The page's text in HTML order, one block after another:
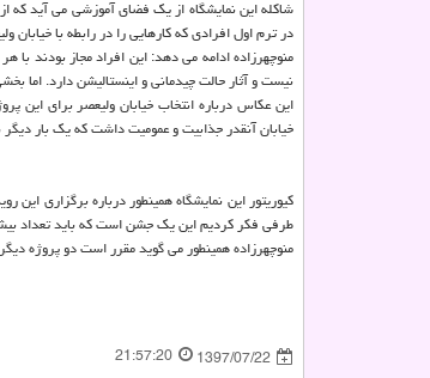
در ترم اول افرادی كه كارهایی را در رابطه با
منوچهرزاده ادامه می دهد: این افراد مجاز بودند
نیست و آثار حالت چیدمانی و اینستالیشن دارد. اما
این عكاس درباره انتخاب خیابان ولیعصر برای این
خیابان آنقدر جذابیت و عمومیت داشت كه یك بار دیگر
كیوریتور این نمایشگاه همینطور درباره برگزاری
طرفی فكر كردیم این یك جشن است كه باید تعداد
منوچهرزاده همینطور می گوید مقرر است دو پروژه
1397/07/22
21:57:20